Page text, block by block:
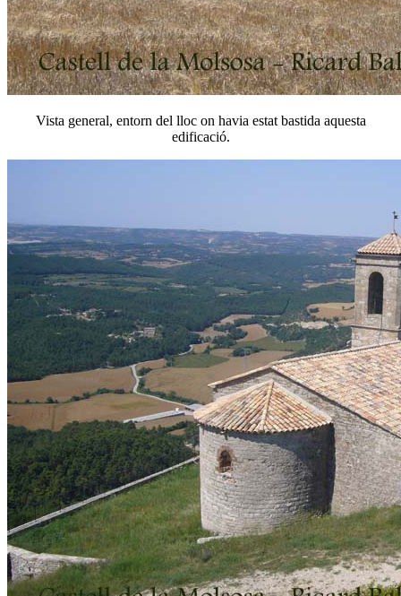
Vista general, entorn del lloc on havia estat bastida aquesta
edificació.